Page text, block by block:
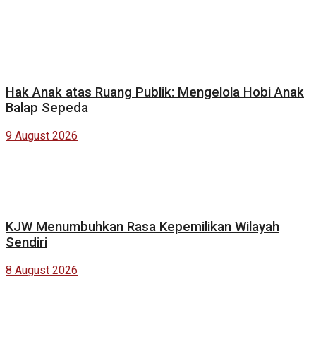
Hak Anak atas Ruang Publik: Mengelola Hobi Anak
Balap Sepeda
9 August 2026
KJW Menumbuhkan Rasa Kepemilikan Wilayah
Sendiri
8 August 2026